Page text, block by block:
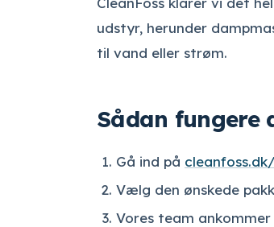
udstyr, herunder
til vand eller strøm.
Sådan fungere
Gå ind på
Vælg den ønskede
Vores team